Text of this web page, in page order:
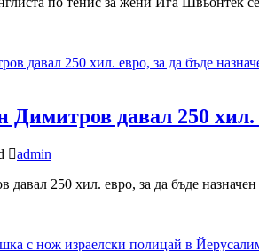
давал 250
admin
250 хил. евро, за да бъде